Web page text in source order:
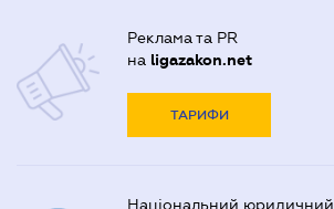
Реклама та PR
на ligazakon.net
ТАРИФИ
Національний юридичний